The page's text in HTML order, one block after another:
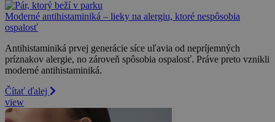
Moderné antihistaminiká – lieky na alergiu, ktoré nespôsobia
ospalosť
Antihistaminiká prvej generácie síce uľavia od nepríjemných
príznakov alergie, no zároveň spôsobia ospalosť. Práve preto vznikli
moderné antihistaminiká.
Čítať ďalej
view